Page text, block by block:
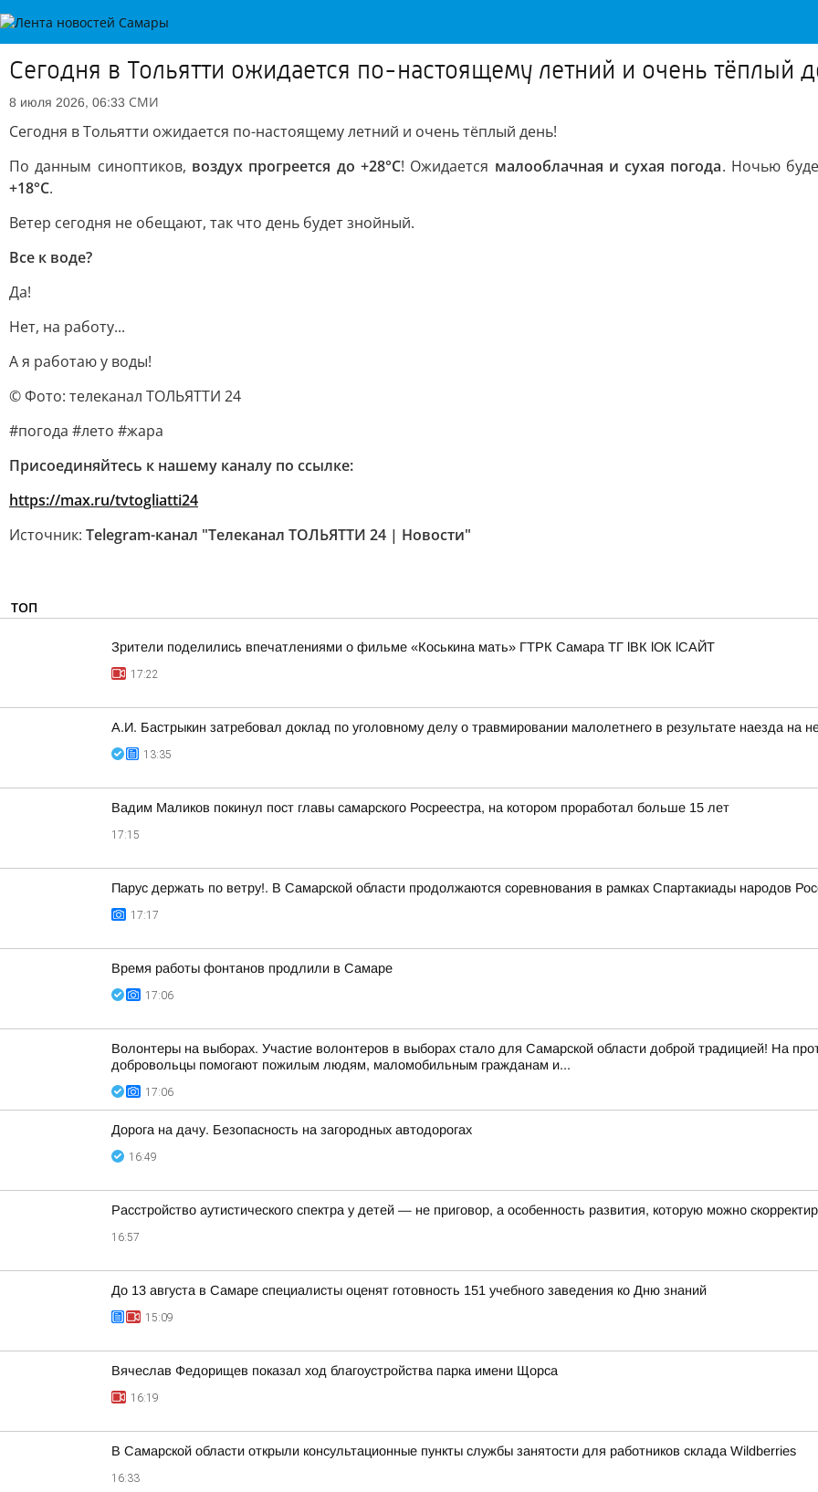
Сегодня в Тольятти ожидается по-настоящему летний и очень тёплый
8 июля 2026, 06:33 СМИ
Сегодня в Тольятти ожидается по-настоящему летний и очень тёплый день!
По данным синоптиков, воздух прогреется до +28°C! Ожидается малооблачная и сухая погода. Ночью
+18°C.
Ветер сегодня не обещают, так что день будет знойный.
Все к воде?
Да!
Нет, на работу...
А я работаю у воды!
© Фото: телеканал ТОЛЬЯТТИ 24
#погода #лето #жара
Присоединяйтесь к нашему каналу по ссылке:
https://max.ru/tvtogliatti24
Источник: Telegram-канал "Телеканал ТОЛЬЯТТИ 24 | Новости"
ТОП
Зрители поделились впечатлениями о фильме «Коськина мать» ГТРК Самара ТГ lВК lОК lСАЙТ
17:22
А.И. Бастрыкин затребовал доклад по уголовному делу о травмировании малолетнего в результате наезда на
13:35
Вадим Маликов покинул пост главы самарского Росреестра, на котором проработал больше 15 лет
17:15
Парус держать по ветру!. В Самарской области продолжаются соревнования в рамках Спартакиады народов
17:17
Время работы фонтанов продлили в Самаре
17:06
Волонтеры на выборах. Участие волонтеров в выборах стало для Самарской области доброй традицией! На
добровольцы помогают пожилым людям, маломобильным гражданам и...
17:06
Дорога на дачу. Безопасность на загородных автодорогах
16:49
Расстройство аутистического спектра у детей — не приговор, а особенность развития, которую можно
16:57
До 13 августа в Самаре специалисты оценят готовность 151 учебного заведения ко Дню знаний
15:09
Вячеслав Федорищев показал ход благоустройства парка имени Щорса
16:19
В Самарской области открыли консультационные пункты службы занятости для работников склада Wildberries
16:33